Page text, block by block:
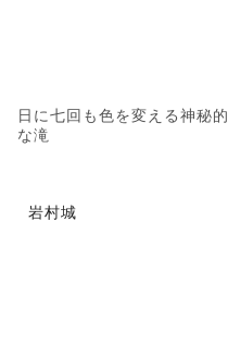
日に七回も色を変える神秘的
な滝
岩村城